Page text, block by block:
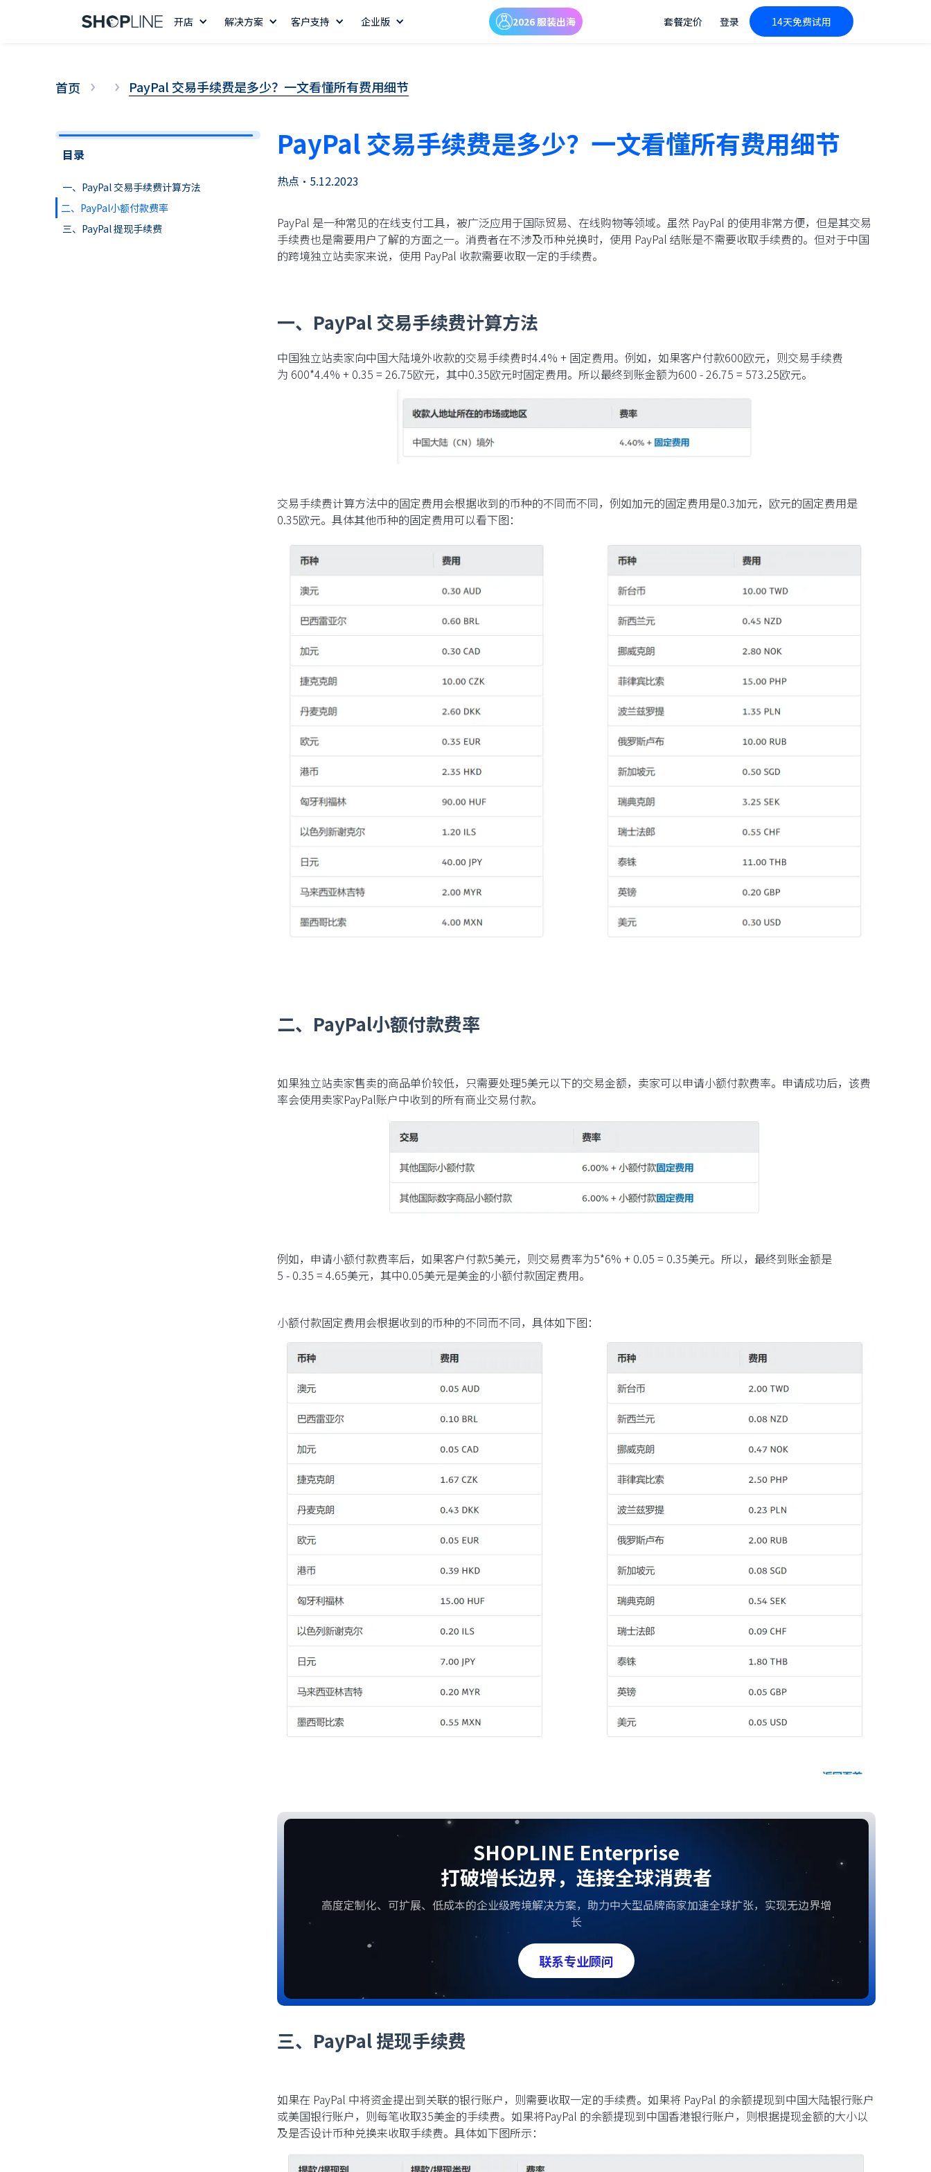
开店 解决方案 客户支持 企业版 2026 服装出海 套餐定价 登录 14天免费试用
首页 PayPal 交易手续费是多少？一文看懂所有费用细节
目录
一、PayPal 交易手续费计算方法
二、PayPal小额付款费率
三、PayPal 提现手续费
PayPal 交易手续费是多少？一文看懂所有费用细节
热点 • 5.12.2023
PayPal 是一种常见的在线支付工具，被广泛应用于国际贸易、在线购物等领域。虽然 PayPal 的使用非常方便，但是其交易
手续费也是需要用户了解的方面之一。消费者在不涉及币种兑换时，使用 PayPal 结账是不需要收取手续费的。但对于中国
的跨境独立站卖家来说，使用 PayPal 收款需要收取一定的手续费。
一、PayPal 交易手续费计算方法
中国独立站卖家向中国大陆境外收款的交易手续费时4.4% + 固定费用。例如，如果客户付款600欧元，则交易手续费
为 600*4.4% + 0.35 = 26.75欧元，其中0.35欧元时固定费用。所以最终到账金额为600 - 26.75 = 573.25欧元。
交易手续费计算方法中的固定费用会根据收到的币种的不同而不同，例如加元的固定费用是0.3加元，欧元的固定费用是
0.35欧元。具体其他币种的固定费用可以看下图：
二、PayPal小额付款费率
如果独立站卖家售卖的商品单价较低，只需要处理5美元以下的交易金额，卖家可以申请小额付款费率。申请成功后，该费
率会使用卖家PayPal账户中收到的所有商业交易付款。
例如，申请小额付款费率后，如果客户付款5美元，则交易费率为5*6% + 0.05 = 0.35美元。所以，最终到账金额是
5 - 0.35 = 4.65美元，其中0.05美元是美金的小额付款固定费用。
小额付款固定费用会根据收到的币种的不同而不同，具体如下图：
SHOPLINE Enterprise
打破增长边界，连接全球消费者
高度定制化、可扩展、低成本的企业级跨境解决方案，助力中大型品牌商家加速全球扩张，实现无边界增
长
联系专业顾问
三、PayPal 提现手续费
如果在 PayPal 中将资金提出到关联的银行账户，则需要收取一定的手续费。如果将 PayPal 的余额提现到中国大陆银行账户
或美国银行账户，则每笔收取35美金的手续费。如果将PayPal 的余额提现到中国香港银行账户，则根据提现金额的大小以
及是否设计币种兑换来收取手续费。具体如下图所示：